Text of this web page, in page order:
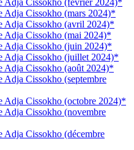
Adja Cissokho (février 2024)*
Adja Cissokho (mars 2024)*
Adja Cissokho (avril 2024)*
Adja Cissokho (mai 2024)*
Adja Cissokho (juin 2024)*
Adja Cissokho (juillet 2024)*
Adja Cissokho (août 2024)*
Adja Cissokho (septembre
Adja Cissokho (octobre 2024)*
Adja Cissokho (novembre
Adja Cissokho (décembre